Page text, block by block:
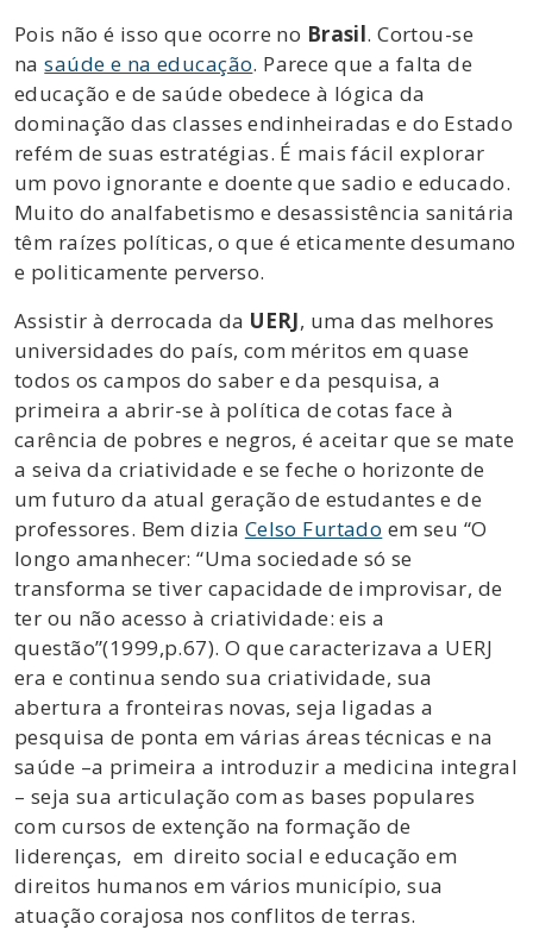
Pois não é isso que ocorre no Brasil. Cortou-se
nasaúde e na educação. Parece que a falta de
educação e de saúde obedece à lógica da
dominação das classes endinheiradas e do Estado
refém de suas estratégias. É mais fácil explorar
um povo ignorante e doente que sadio e educado.
Muito do analfabetismo e desassistência sanitária
têm raízes políticas, o que é eticamente desumano
e politicamente perverso.
Assistir à derrocada da UERJ, uma das melhores
universidades do país, com méritos em quase
todos os campos do saber e da pesquisa, a
primeira a abrir-se à política de cotas face à
carência de pobres e negros, é aceitar que se mate
a seiva da criatividade e se feche o horizonte de
um futuro da atual geração de estudantes e de
professores. Bem dizia Celso Furtado em seu “O
longo amanhecer: “Uma sociedade só se
transforma se tiver capacidade de improvisar, de
ter ou não acesso à criatividade: eis a
questão”(1999,p.67). O que caracterizava a UERJ
era e continua sendo sua criatividade, sua
abertura a fronteiras novas, seja ligadas a
pesquisa de ponta em várias áreas técnicas e na
saúde –a primeira a introduzir a medicina integral
– seja sua articulação com as bases populares
com cursos de extenção na formação de
liderenças, em direito social e educação em
direitos humanos em vários município, sua
atuação corajosa nos conflitos de terras.